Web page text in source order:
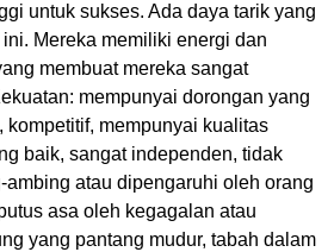
untuk sukses. Ada daya tarik yang
Mereka memiliki energi dan
membuat mereka sangat
mempunyai dorongan yang
kompetitif, mempunyai kualitas
baik, sangat independen, tidak
ambing atau dipengaruhi oleh orang
asa oleh kegagalan atau
yang pantang mudur, tabah dalam